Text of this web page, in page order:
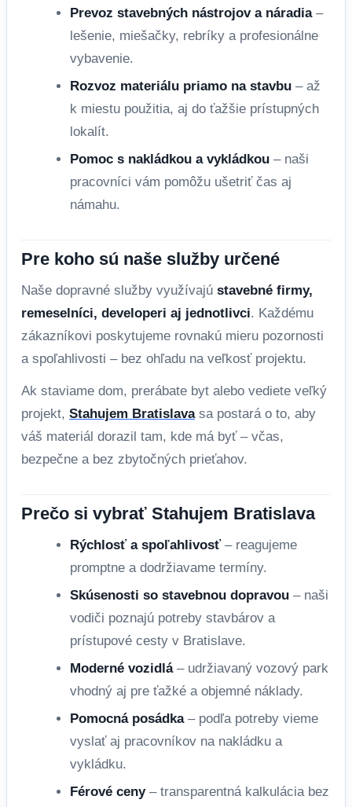
Prevoz stavebných nástrojov a náradia–
lešenie, miešačky, rebríky a profesionálne
vybavenie.
Rozvoz materiálu priamo na stavbu – až
k miestu použitia, aj do ťažšie prístupných
lokalít.
Pomoc s nakládkou a vykládkou – naši
pracovníci vám pomôžu ušetriť čas aj
námahu.
Pre koho sú naše služby určené
Naše dopravné služby využívajú stavebné firmy,
remeselníci, developeri aj jednotlivci. Každému
zákazníkovi poskytujeme rovnakú mieru pozornosti
a spoľahlivosti – bez ohľadu na veľkosť projektu.
Ak staviame dom, prerábate byt alebo vediete veľký
projekt, Stahujem Bratislavasa postará o to, aby
váš materiál dorazil tam, kde má byť – včas,
bezpečne a bez zbytočných prieťahov.
Prečo si vybrať Stahujem Bratislava
Rýchlosť a spoľahlivosť– reagujeme
promptne a dodržiavame termíny.
Skúsenosti so stavebnou dopravou – naši
vodiči poznajú potreby stavbárov a
prístupové cesty v Bratislave.
Moderné vozidlá– udržiavaný vozový park
vhodný aj pre ťažké a objemné náklady.
Pomocná posádka– podľa potreby vieme
vyslať aj pracovníkov na nakládku a
vykládku.
Férové ceny– transparentná kalkulácia bez